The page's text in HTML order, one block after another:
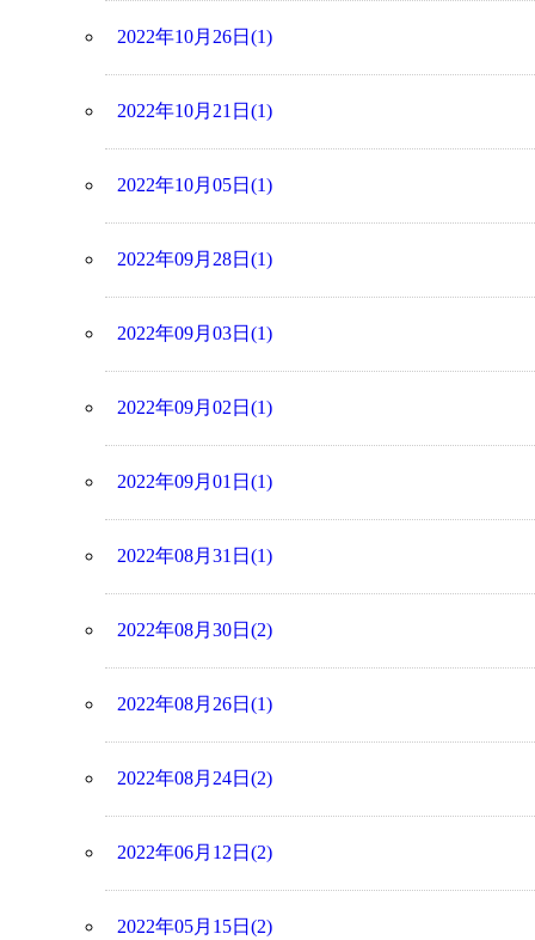
2022年10月26日(1)
2022年10月21日(1)
2022年10月05日(1)
2022年09月28日(1)
2022年09月03日(1)
2022年09月02日(1)
2022年09月01日(1)
2022年08月31日(1)
2022年08月30日(2)
2022年08月26日(1)
2022年08月24日(2)
2022年06月12日(2)
2022年05月15日(2)